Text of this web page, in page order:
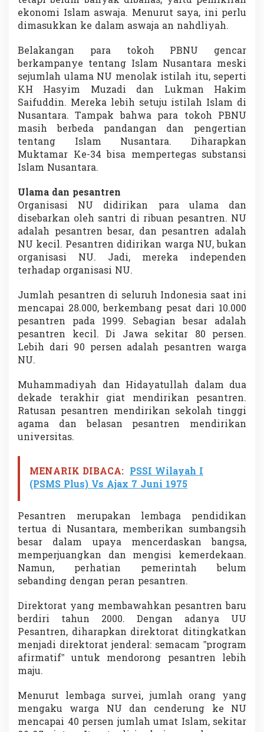
ekonomi Islam aswaja. Menurut saya, ini perlu
dimasukkan ke dalam aswaja an nahdliyah.
Belakangan para tokoh PBNU gencar
berkampanye tentang Islam Nusantara meski
sejumlah ulama NU menolak istilah itu, seperti
KH Hasyim Muzadi dan Lukman Hakim
Saifuddin. Mereka lebih setuju istilah Islam di
Nusantara. Tampak bahwa para tokoh PBNU
masih berbeda pandangan dan pengertian
tentang Islam Nusantara. Diharapkan
Muktamar Ke-34 bisa mempertegas substansi
Islam Nusantara.
Ulama dan pesantren
Organisasi NU didirikan para ulama dan
disebarkan oleh santri di ribuan pesantren. NU
adalah pesantren besar, dan pesantren adalah
NU kecil. Pesantren didirikan warga NU, bukan
organisasi NU. Jadi, mereka independen
terhadap organisasi NU.
Jumlah pesantren di seluruh Indonesia saat ini
mencapai 28.000, berkembang pesat dari 10.000
pesantren pada 1999. Sebagian besar adalah
pesantren kecil. Di Jawa sekitar 80 persen.
Lebih dari 90 persen adalah pesantren warga
NU.
Muhammadiyah dan Hidayatullah dalam dua
dekade terakhir giat mendirikan pesantren.
Ratusan pesantren mendirikan sekolah tinggi
agama dan belasan pesantren mendirikan
universitas.
MENARIK DIBACA: PSSI Wilayah I
(PSMS Plus) Vs Ajax 7 Juni 1975
Pesantren merupakan lembaga pendidikan
tertua di Nusantara, memberikan sumbangsih
besar dalam upaya mencerdaskan bangsa,
memperjuangkan dan mengisi kemerdekaan.
Namun, perhatian pemerintah belum
sebanding dengan peran pesantren.
Direktorat yang membawahkan pesantren baru
berdiri tahun 2000. Dengan adanya UU
Pesantren, diharapkan direktorat ditingkatkan
menjadi direktorat jenderal: semacam ”program
afirmatif” untuk mendorong pesantren lebih
maju.
Menurut lembaga survei, jumlah orang yang
mengaku warga NU dan cenderung ke NU
mencapai 40 persen jumlah umat Islam, sekitar